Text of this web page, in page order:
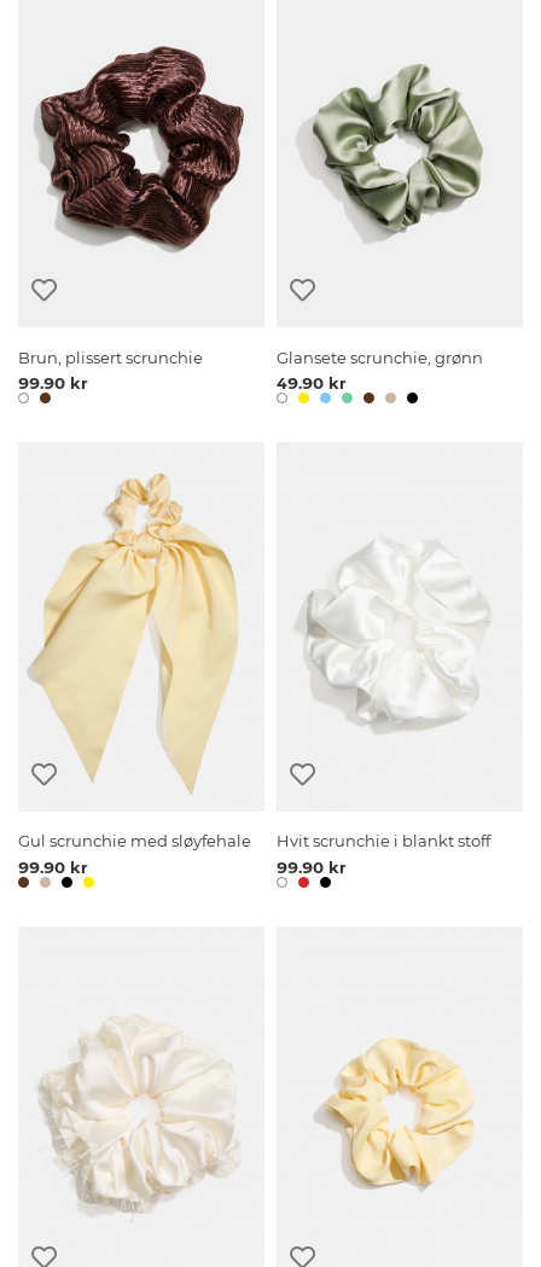
Brun, plissert scrunchie
99.90 kr
Glansete scrunchie, grønn
49.90 kr
Gul scrunchie med sløyfehale
99.90 kr
Hvit scrunchie i blankt stoff
99.90 kr